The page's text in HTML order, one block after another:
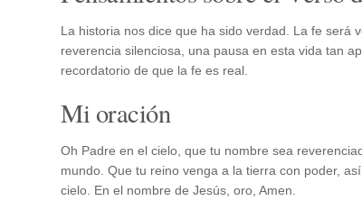
La historia nos dice que ha sido verdad. La fe será
reverencia silenciosa, una pausa en esta vida tan
recordatorio de que la fe es real.
Mi oración
Oh Padre en el cielo, que tu nombre sea
mundo. Que tu reino venga a la tierra con poder,
cielo. En el nombre de Jesús, oro, Amen.